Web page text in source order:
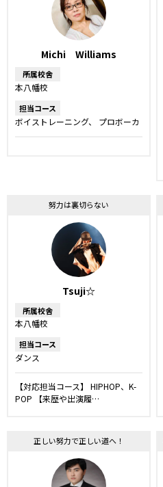
Michi Williams
所属校舎
本八幡校
担当コース
ボイストレーニング
プロボーカ
努力は裏切らない
Tsuji☆
所属校舎
本八幡校
担当コース
ダンス
【対応担当コース】 HIPHOP、K-
POP 【来歴や出演履…
正しい努力で正しい道へ！